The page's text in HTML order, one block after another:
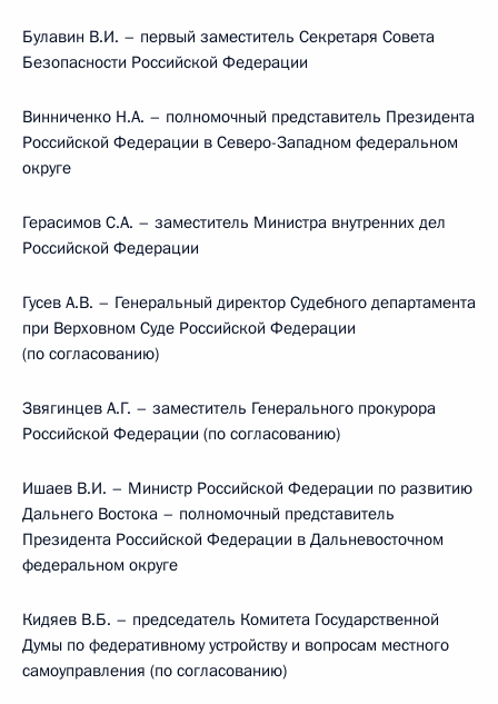
Булавин В.И. – первый заместитель Секретаря Совета
Безопасности Российской Федерации
Винниченко Н.А. – полномочный представитель Президента
Российской Федерации в Северо-Западном федеральном
округе
Герасимов С.А. – заместитель Министра внутренних дел
Российской Федерации
Гусев А.В. – Генеральный директор Судебного департамента
при Верховном Суде Российской Федерации
(по согласованию)
Звягинцев А.Г. – заместитель Генерального прокурора
Российской Федерации (по согласованию)
Ишаев В.И. – Министр Российской Федерации по развитию
Дальнего Востока – полномочный представитель
Президента Российской Федерации в Дальневосточном
федеральном округе
Кидяев В.Б. – председатель Комитета Государственной
Думы по федеративному устройству и вопросам местного
самоуправления (по согласованию)